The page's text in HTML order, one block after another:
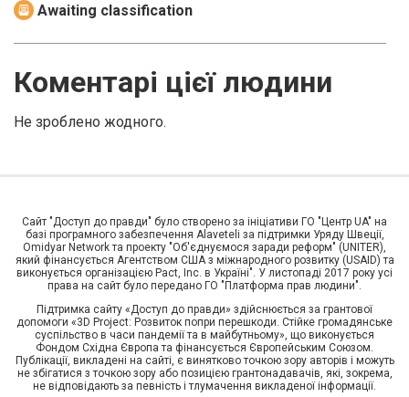
Awaiting classification
Коментарі цієї людини
Не зроблено жодного.
Сайт "Доступ до правди" було створено за ініціативи ГО "Центр UA" на
базі програмного забезпечення Alaveteli за підтримки Уряду Швеції,
Omidyar Network та проекту "Об'єднуємося заради реформ" (UNITER),
який фінансується Агентством США з міжнародного розвитку (USAID) та
виконується організацією Pact, Inc. в Україні". У листопаді 2017 року усі
права на сайт було передано ГО "Платформа прав людини".
Підтримка сайту «Доступ до правди» здійснюється за грантової
допомоги «3D Project: Розвиток попри перешкоди. Стійке громадянське
суспільство в часи пандемії та в майбутньому», що виконується
Фондом Східна Європа та фінансується Європейським Союзом.
Публікації, викладені на сайті, є винятково точкою зору авторів і можуть
не збігатися з точкою зору або позицією грантонадавачів, які, зокрема,
не відповідають за певність і тлумачення викладеної інформації.